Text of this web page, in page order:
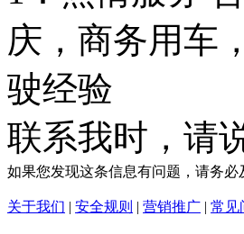
庆，商务用车
驶经验
联系我时，请
如果您发现这条信息有问题，请务必
关于我们 | 安全规则 | 营销推广 | 常见